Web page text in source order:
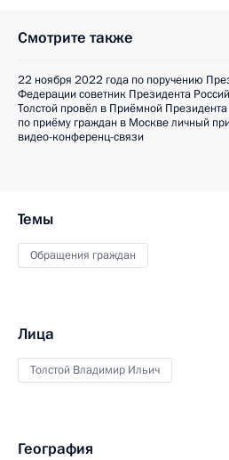
Смотрите также
22 ноября 2022 года по поручению
Федерации советник Президента
Толстой провёл в Приёмной
по приёму граждан в Москве личный
видео-конференц-связи
Темы
Обращения граждан
Лица
Толстой Владимир Ильич
География